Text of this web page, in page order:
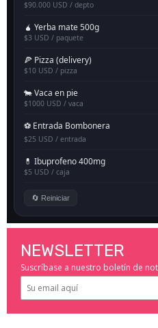
NEWSLETTER
Suscríbase a nuestro boletín de